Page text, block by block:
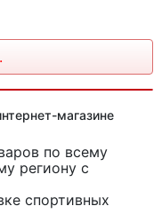
магазине
по всему
региону с
спортивных